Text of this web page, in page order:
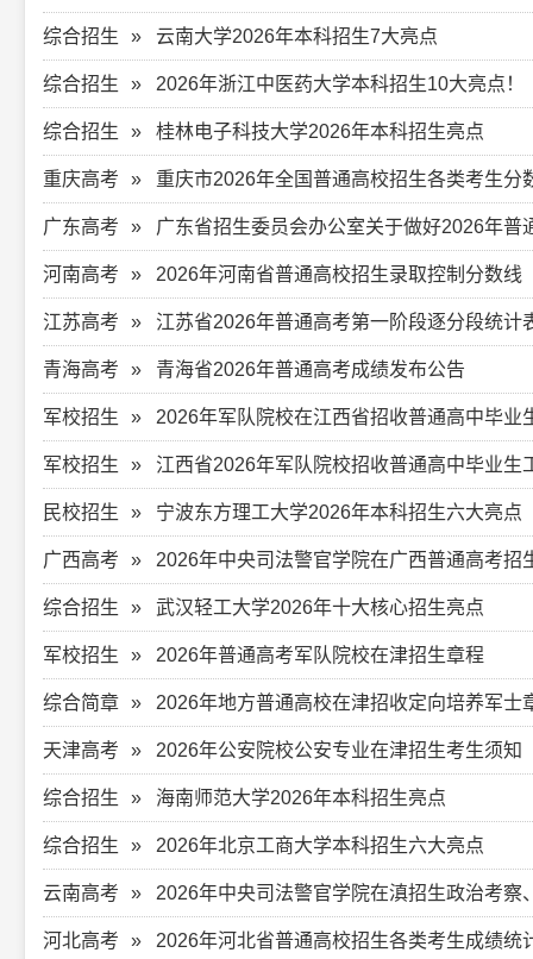
综合招生 云南大学2026年本科招生7大亮点
综合招生 2026年浙江中医药大学本科招生10大亮点！
综合招生 桂林电子科技大学2026年本科招生亮点
重庆高考 重庆市2026年全国普通高校招生各类考生分
广东高考 广东省招生委员会办公室关于做好2026年普
河南高考 2026年河南省普通高校招生录取控制分数线
江苏高考 江苏省2026年普通高考第一阶段逐分段统计
青海高考 青海省2026年普通高考成绩发布公告
军校招生 2026年军队院校在江西省招收普通高中毕业
军校招生 江西省2026年军队院校招收普通高中毕业生
民校招生 宁波东方理工大学2026年本科招生六大亮点
广西高考 2026年中央司法警官学院在广西普通高考招
综合招生 武汉轻工大学2026年十大核心招生亮点
军校招生 2026年普通高考军队院校在津招生章程
综合简章 2026年地方普通高校在津招收定向培养军士
天津高考 2026年公安院校公安专业在津招生考生须知
综合招生 海南师范大学2026年本科招生亮点
综合招生 2026年北京工商大学本科招生六大亮点
云南高考 2026年中央司法警官学院在滇招生政治考察
河北高考 2026年河北省普通高校招生各类考生成绩统